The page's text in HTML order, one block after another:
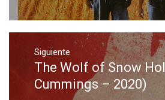
Siguiente
Entrada
siguiente:
The Wolf of Snow
Cummings – 2020)